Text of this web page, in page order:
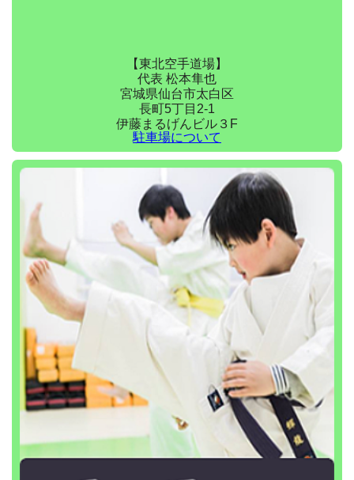
【東北空手道場】
代表 松本隼也
宮城県仙台市太白区
長町5丁目2-1
伊藤まるげんビル３F
駐車場について